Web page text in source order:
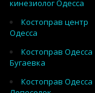
кинезиолог Одесса
Костоправ центр
Одесса
Костоправ Одесса
Бугаевка
Костоправ Одесса